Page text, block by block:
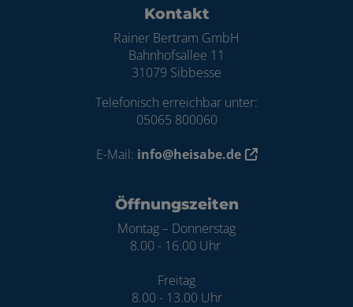
Kontakt
Rainer Bertram GmbH
Bahnhofsallee 11
31079 Sibbesse
Telefonisch erreichbar unter:
05065 800060
E-Mail: info@heisabe.de
Öffnungszeiten
Montag – Donnerstag
8.00 - 16.00 Uhr
Freitag
8.00 - 13.00 Uhr